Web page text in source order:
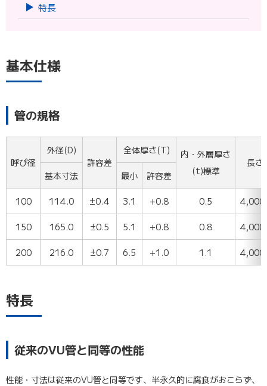
※「ダウンロードする」の上で右クリック⇒「リンクのアドレスをコ
ツールコード：02116 [pdf]（3,081.04 KB）
ダウンロードする
ブックマーク
マス用関連製品承認図
ツールコード：02236 [pdf]（5,568.99 KB）
ダウンロードする
※「ダウンロードする」の上で右クリック⇒「リンクのアドレスをコ
ピー」を選択するとURLをコピーできます。
特長
基本仕様
管の規格
呼び径
外径(D)
許容差
全体厚さ(T)
内・外層厚さ
(t)標準
長さ
基本寸法
最小 許容差
100 114.0 ±0.4 3.1 +0.8 0.5
150 165.0 ±0.5 5.1 +0.8 0.8
200 216.0 ±0.7 6.5 +1.0 1.1
特長
従来のVU管と同等の性能
性能・寸法は従来のVU管と同等です、半永久的に腐食がおこらず、